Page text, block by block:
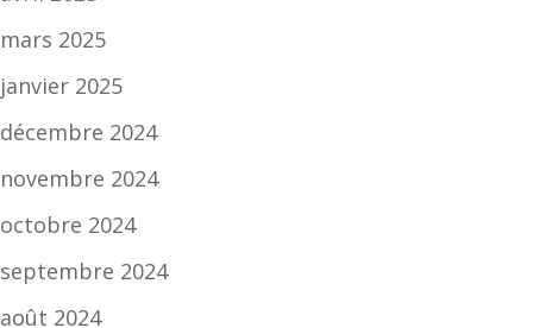
mars 2025
janvier 2025
décembre 2024
novembre 2024
octobre 2024
septembre 2024
août 2024